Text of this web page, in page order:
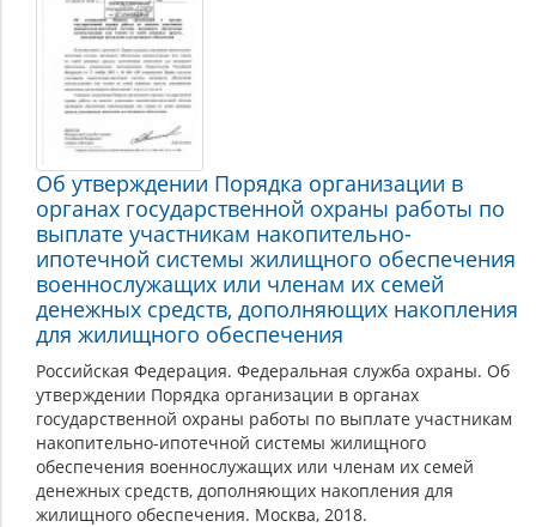
Об утверждении Порядка организации в
органах государственной охраны работы по
выплате участникам накопительно-
ипотечной системы жилищного обеспечения
военнослужащих или членам их семей
денежных средств, дополняющих накопления
для жилищного обеспечения
Российская Федерация. Федеральная служба охраны. Об
утверждении Порядка организации в органах
государственной охраны работы по выплате участникам
накопительно-ипотечной системы жилищного
обеспечения военнослужащих или членам их семей
денежных средств, дополняющих накопления для
жилищного обеспечения. Москва, 2018.